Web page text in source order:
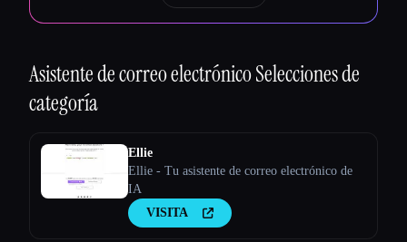
Asistente de correo electrónicoSelecciones de
categoría
Ellie
Ellie - Tu asistente de correo electrónico de
IA
VISITA